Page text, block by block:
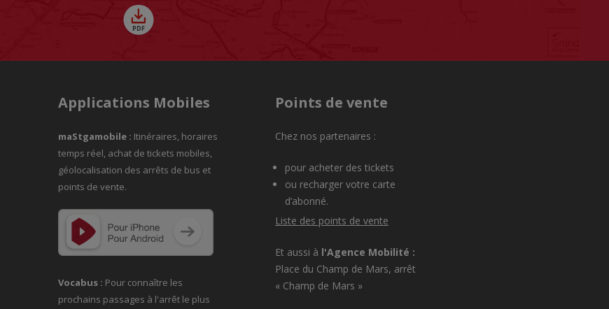
Applications Mobiles
maStgamobile : Itinéraires, horaires
temps réel, achat de tickets mobiles,
géolocalisation des arrêts de bus et
points de vente.
Vocabus : Pour connaître les
prochains passages à l'arrêt le plus
Points de vente
Chez nos partenaires :
pour acheter des tickets
ou recharger votre carte
d’abonné.
Liste des points de vente
Et aussi à l'Agence Mobilité :
Place du Champ de Mars, arrêt
« Champ de Mars »